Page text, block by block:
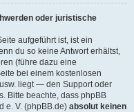
oder juristische
aufgeführt ist, ist ein
du so keine Antwort erhältst,
(führe dazu eine
bei einem kostenlosen
liegt — den Support oder
Bitte beachte, dass phpBB
e. V. (phpBB.de) absolut keinen